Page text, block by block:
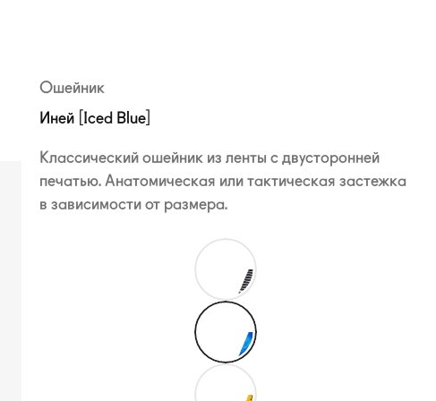
Ошейник
Иней [Iced Blue]
Классический ошейник из ленты с двусторонней
печатью. Анатомическая или тактическая застежка
в зависимости от размера.